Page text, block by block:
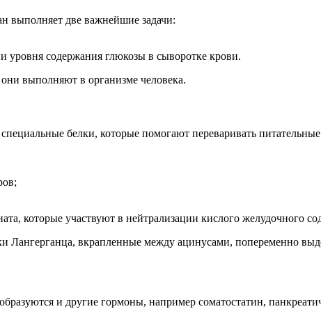
выполняет две важнейшие задачи:
уровня содержания глюкозы в сыворотке крови.
выполняют в организме человека.
белки, которые помогают переваривать
которые участвуют в нейтрализации кислого желудочного
Лангерганца, вкрапленные между ацинусами, попеременно
и другие гормоны, например соматостатин,